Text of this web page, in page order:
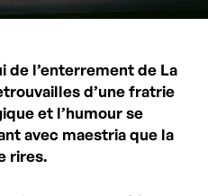
de l’enterrement de La
d’une fratrie
et l’humour se
avec maestria que la
rires.